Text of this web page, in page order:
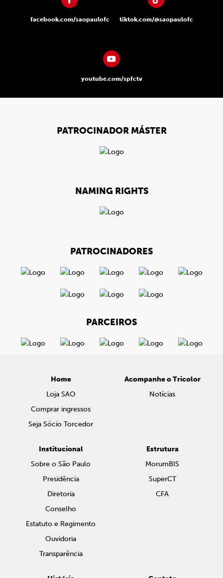
facebook.com/saopaulofc tiktok.com/@saopaulofc
youtube.com/spfctv
PATROCINADOR MÁSTER
NAMING RIGHTS
PATROCINADORES
PARCEIROS
Home
Loja SAO
Comprar ingressos
Seja Sócio Torcedor
Acompanhe o Tricolor
Notícias
Institucional
Sobre o São Paulo
Presidência
Diretoria
Conselho
Estatuto e Regimento
Ouvidoria
Transparência
Estrutura
MorumBIS
SuperCT
CFA